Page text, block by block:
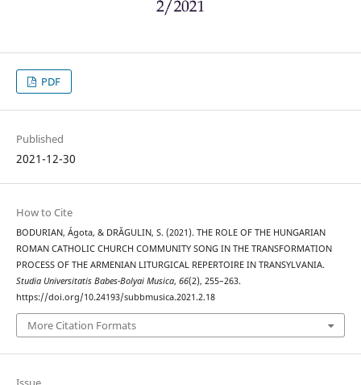
PDF
Published
2021-12-30
How to Cite
BODURIAN, Ágota, & DRĂGULIN, S. (2021). THE ROLE OF THE HUNGARIAN
ROMAN CATHOLIC CHURCH COMMUNITY SONG IN THE TRANSFORMATION
PROCESS OF THE ARMENIAN LITURGICAL REPERTOIRE IN TRANSYLVANIA.
Studia Universitatis Babes-Bolyai Musica, 66(2), 255–263.
https://doi.org/10.24193/subbmusica.2021.2.18
More Citation Formats